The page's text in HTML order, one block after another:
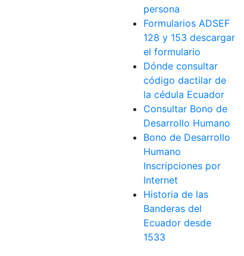
persona
Formularios ADSEF
128 y 153 descargar
el formulario
Dónde consultar
código dactilar de
la cédula Ecuador
Consultar Bono de
Desarrollo Humano
Bono de Desarrollo
Humano
Inscripciones por
Internet
Historia de las
Banderas del
Ecuador desde
1533